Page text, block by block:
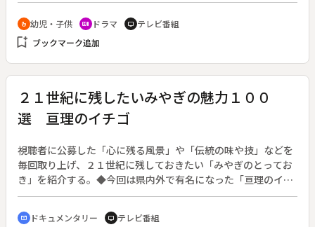
戦隊タイムレンジャーとなって凶悪犯たちと戦う。スーパー戦
隊シリーズ第２４作。（２０００年２月１３日～２００１年２
月１１日放送、全５１回）◆第５０回。大消滅が目前に迫る
を前には為す術もなかった。一方、３１世紀の時間保護局で捕
まっていたアヤセ達は、大消滅を止めるため、幸せな未来を捨
て、２１世紀へ時間移動する。竜也と合流した４人は、この２
１世紀の明日を大消滅から救うため、最後の戦いに挑む。
crib 幼児・子供 recent_actors ドラマ tv テレビ番組
bookmark_add ブックマーク追加
２１世紀に残したいみやぎの魅力１００
選 亘理のイチゴ
視聴者に公募した「心に残る風景」や「伝統の味や技」などを
毎回取り上げ、２１世紀に残しておきたい「みやぎのとってお
き」を紹介する。◆今回は県内外で有名になった「亘理のイチ
ゴ」。
cinematic_blur ドキュメンタリー tv テレビ番組